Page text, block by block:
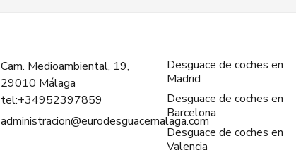
Cam. Medioambiental, 19,
29010 Málaga
tel:+34952397859
administracion@eurodesguacemalaga.com
Desguace de coches en
Madrid
Desguace de coches en
Barcelona
Desguace de coches en
Valencia